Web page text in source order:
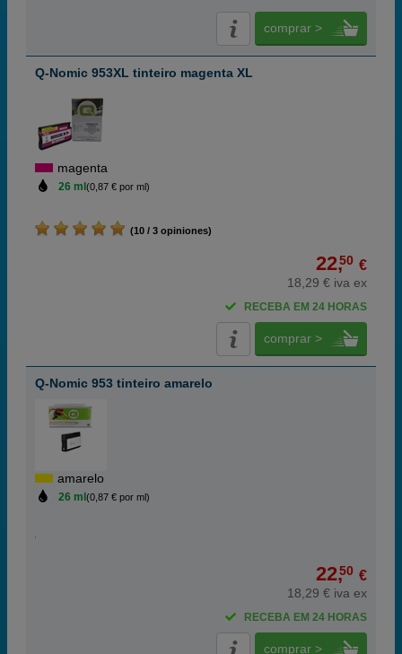
comprar >
Q-Nomic 953XL tinteiro magenta XL
magenta
26 ml (0,87 € por ml)
(10 / 3 opiniones)
22,50 €
18,29 € iva ex
RECEBA EM 24 HORAS
comprar >
Q-Nomic 953 tinteiro amarelo
amarelo
26 ml (0,87 € por ml)
22,50 €
18,29 € iva ex
RECEBA EM 24 HORAS
comprar >